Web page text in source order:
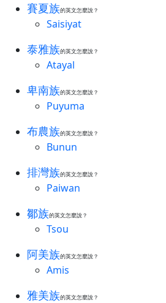
賽夏族的英文怎麼說？
Saisiyat
泰雅族的英文怎麼說？
Atayal
卑南族的英文怎麼說？
Puyuma
布農族的英文怎麼說？
Bunun
排灣族的英文怎麼說？
Paiwan
鄒族的英文怎麼說？
Tsou
阿美族的英文怎麼說？
Amis
雅美族的英文怎麼說？